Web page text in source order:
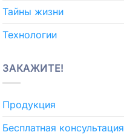
Тайны жизни
Технологии
ЗАКАЖИТЕ!
Продукция
Бесплатная консультация